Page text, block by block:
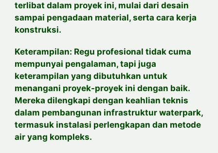
terlibat dalam proyek ini, mulai dari desain
sampai pengadaan material, serta cara kerja
konstruksi.
Keterampilan: Regu profesional tidak cuma
mempunyai pengalaman, tapi juga
keterampilan yang dibutuhkan untuk
menangani proyek-proyek ini dengan baik.
Mereka dilengkapi dengan keahlian teknis
dalam pembangunan infrastruktur waterpark,
termasuk instalasi perlengkapan dan metode
air yang kompleks.